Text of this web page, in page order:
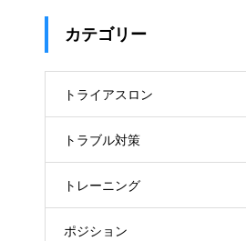
カテゴリー
トライアスロン
トラブル対策
トレーニング
ポジション